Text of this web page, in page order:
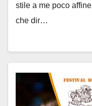
stile a me poco
che dir…